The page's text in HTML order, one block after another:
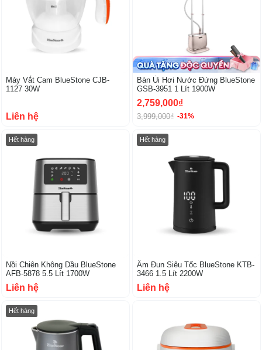
Máy Vắt Cam BlueStone CJB-
1127 30W
Liên hệ
Bàn Ủi Hơi Nước Đứng BlueStone
GSB-3951 1 Lít 1900W
2,759,000₫
3,999,000₫ -31%
Hết hàng
Nồi Chiên Không Dầu BlueStone
AFB-5878 5.5 Lít 1700W
Liên hệ
Hết hàng
Ấm Đun Siêu Tốc BlueStone KTB-
3466 1.5 Lít 2200W
Liên hệ
Hết hàng